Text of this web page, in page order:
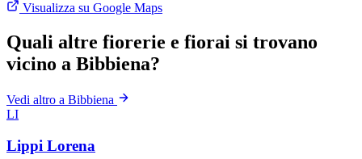
Visualizza su Google Maps
Quali altre fiorerie e fiorai si trovano
vicino a Bibbiena?
Vedi altro a Bibbiena
LI
Lippi Lorena